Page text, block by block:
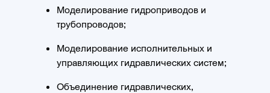
Моделирование гидроприводов и
трубопроводов;
Моделирование исполнительных и
управляющих гидравлических систем;
Объединение гидравлических,